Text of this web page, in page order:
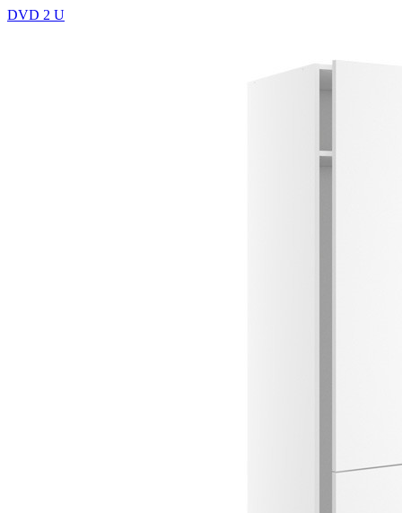
DVD 2 U